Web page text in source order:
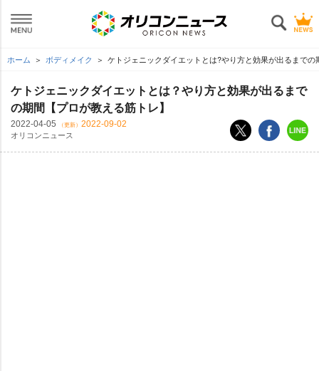
ホーム ボディメイク ケトジェニックダイエットとは?やり方と効果が出るまで
ケトジェニックダイエットとは？やり方と効果が出るまで
の期間【プロが教える筋トレ】
2022-04-05 （更新） 2022-09-02
オリコンニュース